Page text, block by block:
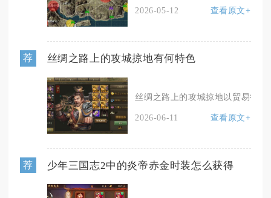
2026-05-12 查看原文+
荐 丝绸之路上的攻城掠地有何特色
丝绸之路上的攻城掠地以贸易征
2026-06-11 查看原文+
荐 少年三国志2中的炎帝赤金时装怎么获得